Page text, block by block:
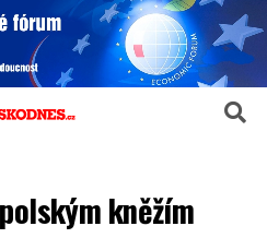
kněžím